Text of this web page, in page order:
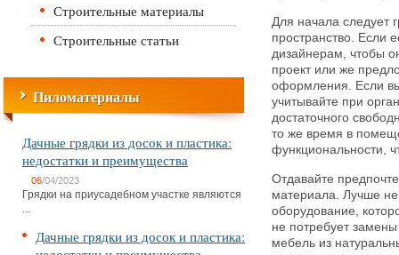
Строительные материалы
Строительные статьи
Пиломатериалы
Дачные грядки из досок и пластика:
недостатки и преимущества
06/04/2023
Грядки на приусадебном участке являются
...
Дачные грядки из досок и пластика:
Для начала следует
пространство. Если
дизайнерам, чтобы
проект или же
оформления. Если
учитывайте при
достаточного
то же время в
функциональности,
Отдавайте
материала. Лучше не
оборудование,
не потребует
мебель из